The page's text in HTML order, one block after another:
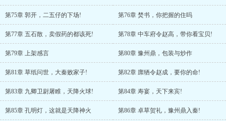
第75章 郭开，二五仔的下场! 第76章 焚书，你把握的住吗
第77章 五石散，卖假药的都该死! 第78章 中车府令赵高，带你看宝贝!
第79章 上架感言 第80章 豫州鼎，包装与炒作
第81章 草纸问世，大秦败家子! 第82章 廪牺令赵成，要你的命!
第83章 九卿卫尉屠睢，天降火球! 第84章 寿宴，天下来宾!
第85章 孔明灯，这就是天降神火 第86章 卓草贺礼，豫州鼎入秦!